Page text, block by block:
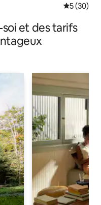
5 (30)
et des tarifs